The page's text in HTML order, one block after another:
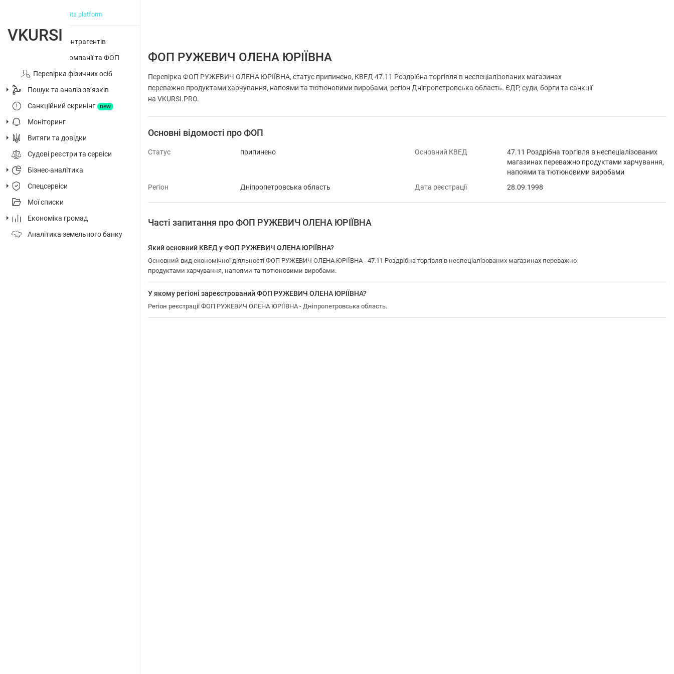
big data platform
Перевірка контрагентів
Досьє на компанії та ФОП
Перевірка фізичних осіб
Пошук та аналіз звʼязків
Санкційний скринінг
new
Моніторинг
Витяги та довідки
Судові реєстри та сервіси
Бізнес-аналітика
Спецсервіси
Мої списки
Економіка громад
Аналітика земельного банку
ФОП РУЖЕВИЧ ОЛЕНА ЮРІЇВНА
Перевірка ФОП РУЖЕВИЧ ОЛЕНА ЮРІЇВНА, статус припинено, КВЕД 47.11 Роздрібна торгівля в неспеціалізованих магазинах
переважно продуктами харчування, напоями та тютюновими виробами, регіон Дніпропетровська область. ЄДР, суди, борги та санкції
на VKURSI.PRO.
Основні відомості про ФОП
Статус припинено Основний КВЕД
47.11 Роздрібна торгівля в неспеціалізованих
магазинах переважно продуктами харчування,
напоями та тютюновими виробами
Регіон
Дніпропетровська область Дата реєстрації 28.09.1998
Часті запитання про ФОП РУЖЕВИЧ ОЛЕНА ЮРІЇВНА
Який основний КВЕД у ФОП РУЖЕВИЧ ОЛЕНА ЮРІЇВНА?
Основний вид економічної діяльності ФОП РУЖЕВИЧ ОЛЕНА ЮРІЇВНА - 47.11 Роздрібна торгівля в неспеціалізованих магазинах переважно
продуктами харчування, напоями та тютюновими виробами.
У якому регіоні зареєстрований ФОП РУЖЕВИЧ ОЛЕНА ЮРІЇВНА?
Регіон реєстрації ФОП РУЖЕВИЧ ОЛЕНА ЮРІЇВНА - Дніпропетровська область.
VKURSI